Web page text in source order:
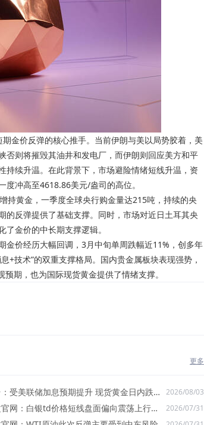
金价反弹的核心推手。当前伊朗与美以局势胶着，美
否则将摧毁其油井和发电厂，而伊朗则回应美方和平
续升温。在此背景下，市场避险情绪短线升温，资
冲高至4618.86美元/盎司的高位。
持黄金，一季度全球央行购金量达215吨，持续的央
反弹提供了基础支撑。同时，市场对近日土耳其央
金价的中长期支撑逻辑。
金价经历大幅回调，3月中旬单周跌幅近11%，创多年
+技术”的双重支撑格局。国内贵金属板块表现强势，
期，也为国际现货黄金提供了情绪支撑。
更多
受美联储加息预期提升 现货黄金日内跌超
2026/08/03
网：白银td价格短线盘面偏向震荡上行走
2026/07/31